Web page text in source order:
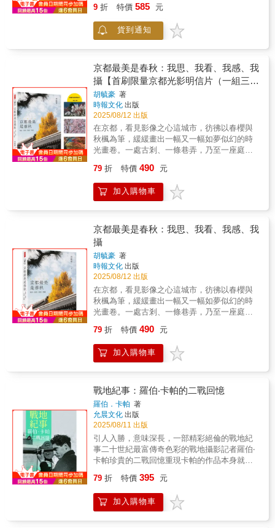
參與人、圖共合翻頁、拉展過程（藝術）的表
演者。字寄在網路的書《拾像圖》封面的設計
如同傳統書本的目錄，翻閱全書，迎面而來的
和該書相關的創作理念。書本內實體的圖和虛
擬空間中的文字，被遠距離分開的現象，對應
了當下網路時空、數位文化經驗的生活。《拾
像圖》不尋常的圖象製造了另一種閱讀的時
空。文字閱讀連結QR Code◎代理經銷 白象文
化
來越多的人開始拿起相機記錄周圍一切精彩的
畫面。但真正能有幾人做到熟悉駕馭光線這一
重要元素，保證在任何複雜的光線條件下都能
起來複雜的基本功，才能呈現光影的美麗。攝
影藝術是依靠光影手段再現所表現的物件，實
現攝影者創作構想的一種藝術形式。光與影的
調動與運用，顯然極其重要。攝影曝光，是讓
光與影轉化為形象與色彩的關鍵環節，所以曝
光控制是攝影創作極為重要的一個環節。本書
不但講解了曝光的基本要素：光圈、快門速度
以及感光度三者之間的關係，還講解了數位相
機上的各種測光模式、拍攝模式、閃光燈曝
光、與曝光相關的器材，以及對不同光照曝光
及曝光手法；對人像、風景以及特殊技巧的曝
光做了大量的實例解析。根據主題、狀況、素
材等進行分類後，詳細地介紹了每一種類型的
證了的攝影資料，從實際拍攝經驗出發，言簡
意賅地向讀者介紹了在各種拍攝場景下如何進
行曝光，並且分主題以不同的示例進行詳細說
明。本書內容豐富，結構清晰，詳細地分類、
整理了曝光的技巧與方法，既有專業的理論，
又有實用的拍攝技巧，使讀者在閱讀後能夠應
對各種複雜的拍攝情況。針對攝影者常見的拍
攝題材，本書進行了詳解，讓讀者在正確理解
閱讀，讀者能切實感受到攝影曝光的真諦與數
位攝影的無窮魅力。
9 折 特價 585 元
貨到通知
京都最美是春秋：我思、我看、我感、我
攝【首刷限量京都光影明信片（一組三
張）】
胡毓豪 著
時報文化 出版
2025/08/12 出版
在京都，看見影像之心這城市，彷彿以春櫻與
秋楓為筆，緩緩畫出一幅又一幅如夢似幻的時
光畫卷。一處古剎、一條巷弄，乃至一座庭園
與「感受」之間的轉化也來自於心與技的融合
「心」與「景」剎那之間交會的永恆鏡頭下千
年歲月緣中見，心窗內悠遊自在圓滿行?京都之
事、日本五大古城之一彥根城、五百年後最美
的東寺不二櫻、清水寺內山坡上的小菩薩們、
明石大橋與孫文移情館?將京都的時光氣韻、春
櫻秋楓細細捕捉保津川漂流記、通天紅的賞楓
大廟東福寺、偏遠山區的私人美術館美秀、飄
浮在水面上的佐川美術館、宇治平等院與萬福
寺、鴨川日常的幸福、優雅的京都看板?攝影作
品創出，由「看見」與「感受」間的轉化，心
與技的融合光和影的遊戲、鏡頭運用、快門速
度的掌控、拍攝的好位置、斜光最美、專心於
互換唯有在陌生與新奇之中，我們才可能保有
「一期一會」的珍惜，當我們願意放空，放下
既有的成見，才可能讓自己被旅途啟發、被景
類資深國際裁判 張宏聲世新大學數位多媒體
設計學系主任 陳學聖博士1839 當代藝廊執行
長 邱奕堅博士趙孝萱博士
79 折 特價 490 元
加入購物車
京都最美是春秋：我思、我看、我感、我
攝
胡毓豪 著
時報文化 出版
2025/08/12 出版
在京都，看見影像之心這城市，彷彿以春櫻與
秋楓為筆，緩緩畫出一幅又一幅如夢似幻的時
光畫卷。一處古剎、一條巷弄，乃至一座庭園
與「感受」之間的轉化也來自於心與技的融合
「心」與「景」剎那之間交會的永恆鏡頭下千
年歲月緣中見，心窗內悠遊自在圓滿行>>京都
故事、日本五大古城之一彥根城、五百年後最
美的東寺不二櫻、清水寺內山坡上的小菩薩
們、明石大橋與孫文移情館>>將京都的時光氣
韻、春櫻秋楓細細捕捉保津川漂流記、通天紅
的賞楓大廟東福寺、偏遠山區的私人美術館美
秀、飄浮在水面上的佐川美術館、宇治平等院
與萬福寺、鴨川日常的幸福、優雅的京都看板
>>攝影作品創出，由「看見」與「感受」間的
轉化，心與技的融合光和影的遊戲、鏡頭運
美、專心於當下、快門速度與光圈大小永遠是
一升一降的互換唯有在陌生與新奇之中，我們
才可能保有「一期一會」的珍惜，當我們願意
79 折 特價 490 元
加入購物車
戰地紀事：羅伯‧卡帕的二戰回憶
羅伯．卡帕 著
允晨文化 出版
2025/08/11 出版
引人入勝，意味深長，一部精彩絕倫的戰地紀
事二十世紀最富傳奇色彩的戰地攝影記者羅伯‧
卡帕珍貴的二戰回憶重現卡帕的作品本身就展
拍攝運動、歡樂和心碎，他也能拍攝出內心的
想法；他捕捉了一個世界。——史坦貝克王盛
弘／作家 何榮幸／《報導者》創辦人兼執行長
79 折 特價 395 元
加入購物車